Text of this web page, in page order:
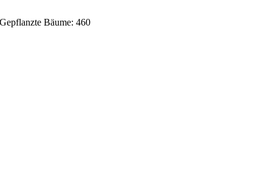
Gepflanzte Bäume: 460